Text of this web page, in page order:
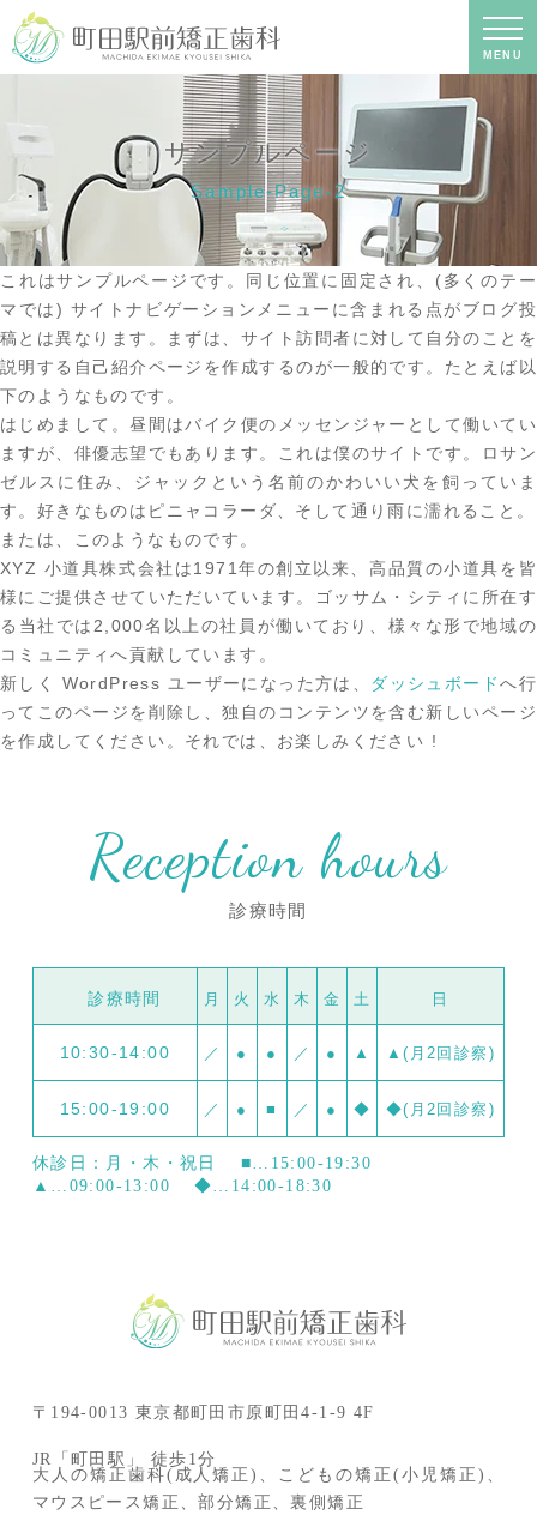
MENU
サンプルページ｜町田の矯正歯科専門
の歯科医院｜土日診療-町田駅前矯正歯
科
サンプルページ
Sample-Page-2
これはサンプルページです。同じ位置に固定され、(多くのテー
マでは) サイトナビゲーションメニューに含まれる点がブログ投
稿とは異なります。まずは、サイト訪問者に対して自分のことを
説明する自己紹介ページを作成するのが一般的です。たとえば以
下のようなものです。
はじめまして。昼間はバイク便のメッセンジャーとして働いてい
ますが、俳優志望でもあります。これは僕のサイトです。ロサン
ゼルスに住み、ジャックという名前のかわいい犬を飼っていま
す。好きなものはピニャコラーダ、そして通り雨に濡れること。
または、このようなものです。
XYZ 小道具株式会社は1971年の創立以来、高品質の小道具を皆
様にご提供させていただいています。ゴッサム・シティに所在す
る当社では2,000名以上の社員が働いており、様々な形で地域の
コミュニティへ貢献しています。
新しく WordPress ユーザーになった方は、
ダッシュボードへ行
ってこのページを削除し、独自のコンテンツを含む新しいページ
を作成してください。それでは、お楽しみください !
診療時間
Reception hours
診療時間 月 火 水 木 金 土 日
10:30-14:00 ／ ● ● ／ ● ▲ ▲(月2回診察)
15:00-19:00 ／ ● ■ ／ ● ◆ ◆(月2回診察)
休診日：月・木・祝日
■…15:00-19:30
▲…09:00-13:00
◆…14:00-18:30
〒194-0013 東京都町田市原町田4-1-9 4F
JR「町田駅」 徒歩1分
大人の矯正歯科(成人矯正)、こどもの矯正(小児矯正)、
マウスピース矯正、部分矯正、裏側矯正